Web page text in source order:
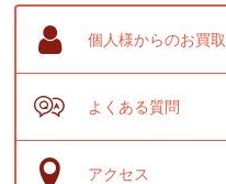
個人様からのお買取
よくある質問
アクセス